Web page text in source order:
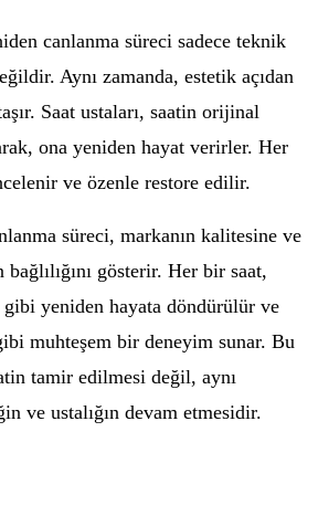
canlanma süreci sadece teknik
Aynı zamanda, estetik açıdan
Saat ustaları, saatin orijinal
ona yeniden hayat verirler. Her
ve özenle restore edilir.
süreci, markanın kalitesine ve
gösterir. Her bir saat,
gibi yeniden hayata döndürülür ve
muhteşem bir deneyim sunar. Bu
tamir edilmesi değil, aynı
ve ustalığın devam etmesidir.